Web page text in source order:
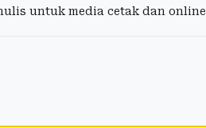
untuk media cetak dan online